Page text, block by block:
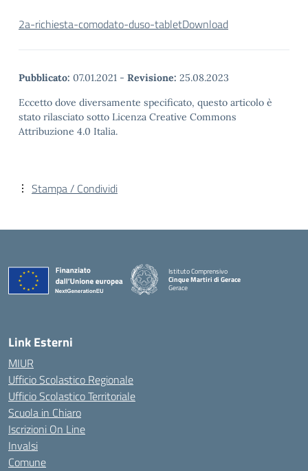
2a-richiesta-comodato-duso-tabletDownload
Pubblicato: 07.01.2021 - Revisione: 25.08.2023
Eccetto dove diversamente specificato, questo articolo è
stato rilasciato sotto Licenza Creative Commons
Attribuzione 4.0 Italia.
Stampa / Condividi
Istituto Comprensivo
Cinque Martiri di Gerace
Gerace
Link Esterni
MIUR
Ufficio Scolastico Regionale
Ufficio Scolastico Territoriale
Scuola in Chiaro
Iscrizioni On Line
Invalsi
Comune